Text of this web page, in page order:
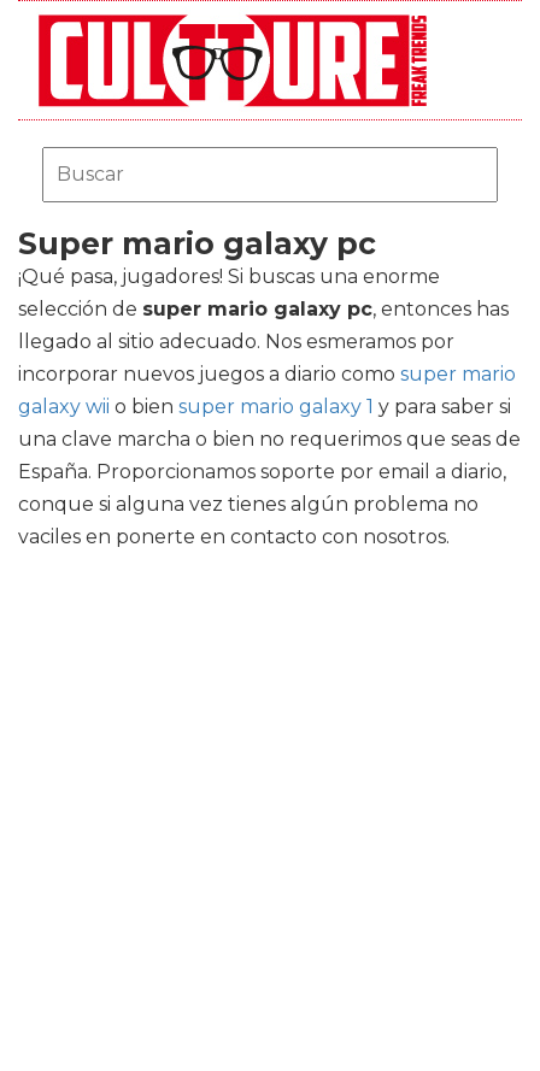
Super mario galaxy pc
¡Qué pasa, jugadores! Si buscas una enorme
selección de super mario galaxy pc, entonces has
llegado al sitio adecuado. Nos esmeramos por
incorporar nuevos juegos a diario como super mario
galaxy wii o bien super mario galaxy 1 y para saber si
una clave marcha o bien no requerimos que seas de
España. Proporcionamos soporte por email a diario,
conque si alguna vez tienes algún problema no
vaciles en ponerte en contacto con nosotros.